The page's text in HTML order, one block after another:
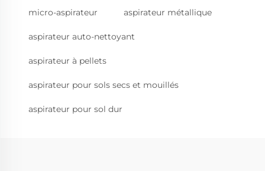
micro-aspirateur aspirateur métallique
aspirateur auto-nettoyant
aspirateur à pellets
aspirateur pour sols secs et mouillés
aspirateur pour sol dur